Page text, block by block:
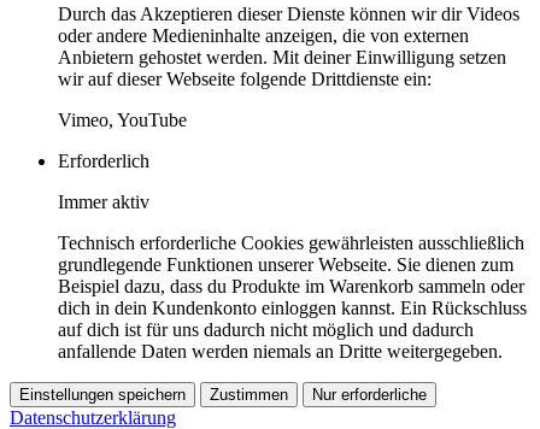
Durch das Akzeptieren dieser Dienste können wir dir Videos
oder andere Medieninhalte anzeigen, die von externen
Anbietern gehostet werden. Mit deiner Einwilligung setzen
wir auf dieser Webseite folgende Drittdienste ein:
Vimeo, YouTube
Erforderlich
Immer aktiv
Technisch erforderliche Cookies gewährleisten ausschließlich
grundlegende Funktionen unserer Webseite. Sie dienen zum
Beispiel dazu, dass du Produkte im Warenkorb sammeln oder
dich in dein Kundenkonto einloggen kannst. Ein Rückschluss
auf dich ist für uns dadurch nicht möglich und dadurch
anfallende Daten werden niemals an Dritte weitergegeben.
Einstellungen speichern Zustimmen Nur erforderliche
Datenschutzerklärung